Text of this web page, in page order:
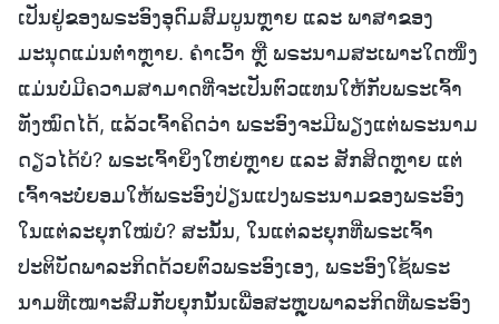
ເປັນຢູ່ຂອງພຣະອົງອຸດົມສົມບູນຫຼາຍ ແລະ ພາສາຂອງ
ມະນຸດແມ່ນຕໍ່າຫຼາຍ. ຄຳເວົ້າ ຫຼື ພຣະນາມສະເພາະໃດໜຶ່ງ
ແມ່ນບໍ່ມີຄວາມສາມາດທີ່ຈະເປັນຕົວແທນໃຫ້ກັບພຣະເຈົ້າ
ທັງໝົດໄດ້, ແລ້ວເຈົ້າຄິດວ່າ ພຣະອົງຈະມີພຽງແຕ່ພຣະນາມ
ດຽວໄດ້ບໍ? ພຣະເຈົ້າຍິ່ງໃຫຍ່ຫຼາຍ ແລະ ສັກສິດຫຼາຍ ແຕ່
ເຈົ້າຈະບໍ່ຍອມໃຫ້ພຣະອົງປ່ຽນແປງພຣະນາມຂອງພຣະອົງ
ໃນແຕ່ລະຍຸກໃໝ່ບໍ? ສະນັ້ນ, ໃນແຕ່ລະຍຸກທີ່ພຣະເຈົ້າ
ປະຕິບັດພາລະກິດດ້ວຍຕົວພຣະອົງເອງ, ພຣະອົງໃຊ້ພຣະ
ນາມທີ່ເໝາະສົມກັບຍຸກນັ້ນເພື່ອສະຫຼຸບພາລະກິດທີ່ພຣະອົງ